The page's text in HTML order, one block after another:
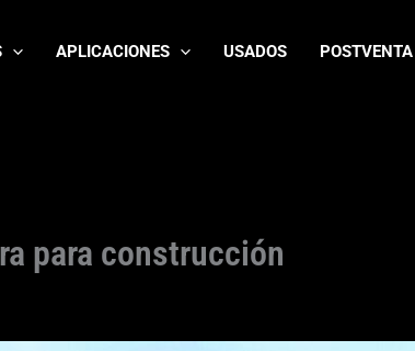
APLICACIONES USADOS POSTVENTA
para construcción